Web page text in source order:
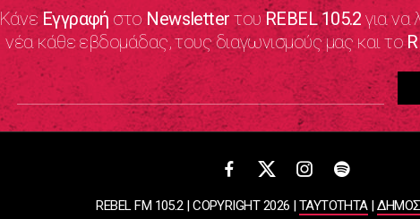
ΚάνεΕγγραφή στο Newsletter τουREBEL 105.2 για να
νέα κάθε εβδομάδας, τους διαγωνισμούς μας και το
REBEL FM 105.2 | COPYRIGHT 2026 |ΤΑΥΤΟΤΗΤΑ|